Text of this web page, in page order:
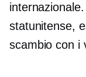
statunitense,
scambio con i